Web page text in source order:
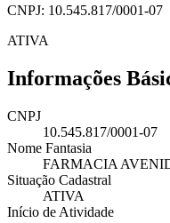
CNPJ: 10.545.817/0001-07
ATIVA
Informações
CNPJ
10.545.817/0001-07
Nome Fantasia
FARMACIA
Situação Cadastral
ATIVA
Início de Atividade